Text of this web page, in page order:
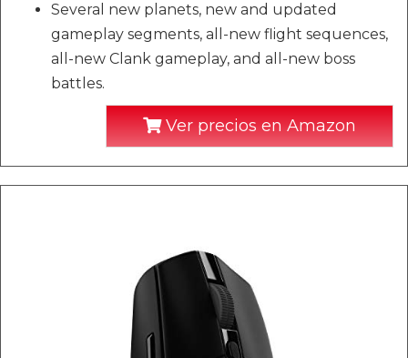
Several new planets, new and updated
gameplay segments, all-new flight sequences,
all-new Clank gameplay, and all-new boss
battles.
Ver precios en Amazon